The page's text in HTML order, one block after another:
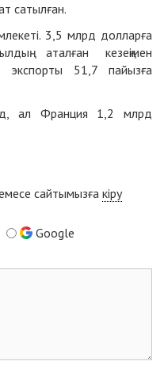
сатылған.
3,5 млрд долларға
аталған кезеңімен
экспорты 51,7 пайызға
ал Франция 1,2 млрд
сайтымызға кіру
Google